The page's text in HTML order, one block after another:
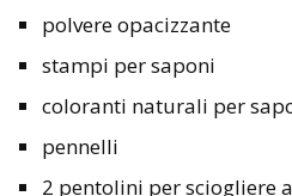
polvere opacizzante
stampi per saponi
coloranti naturali per
pennelli
2 pentolini per sciogliere